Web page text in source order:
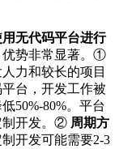
无代码平台进行
优势非常显著。①
力和较长的项目
台，开发工作被
50%-80%。平台
制开发。② 周期方
开发可能需要2-3